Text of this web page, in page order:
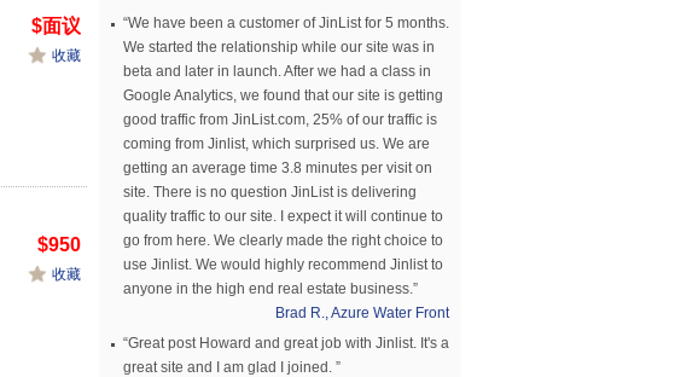
$面议
收藏
$950
收藏
“We have been a customer of JinList for 5 months.
We started the relationship while our site was in
beta and later in launch. After we had a class in
Google Analytics, we found that our site is getting
good traffic from JinList.com, 25% of our traffic is
coming from Jinlist, which surprised us. We are
getting an average time 3.8 minutes per visit on
site. There is no question JinList is delivering
quality traffic to our site. I expect it will continue to
go from here. We clearly made the right choice to
use Jinlist. We would highly recommend Jinlist to
anyone in the high end real estate business.”
Brad R., Azure Water Front
“Great post Howard and great job with Jinlist. It's a
great site and I am glad I joined. ”